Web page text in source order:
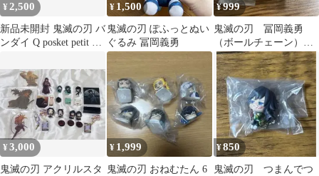
¥ 2,500
新品未開封 鬼滅の刃 バ
ンダイ Q posket petit 3
¥ 1,500
鬼滅の刃 ぽふっとぬい
ぐるみ 冨岡義勇
¥999
鬼滅の刃 冨岡義勇
（ボールチェーン）つ
まんでつなげてマスコ
ット
¥3,000
鬼滅の刃 アクリルスタ
¥ 1,999
鬼滅の刃 おねむたん 6
¥850
鬼滅の刃 つまんでつ